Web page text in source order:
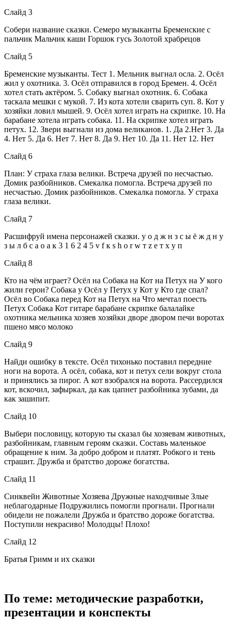
Слайд 3
Собери название сказки. Семеро музыканты Бременские с
пальчик Мальчик каши Горшок гусь Золотой храбрецов
Слайд 5
Бременские музыканты. Тест 1. Мельник выгнал осла. 2. Осёл
жил у охотника. 3. Осёл отправился в город Бремен. 4. Осёл
хотел стать актёром. 5. Собаку выгнал охотник. 6. Собака
таскала мешки с мукой. 7. Из кота хотели сварить суп. 8. Кот у
хозяйки ловил мышей. 9. Осёл хотел играть на скрипке. 10. На
барабане хотела играть собака. 11. На скрипке хотел играть
петух. 12. Звери выгнали из дома великанов. 1. Да 2.Нет 3. Да
4. Нет 5. Да 6. Нет 7. Нет 8. Да 9. Нет 10. Да 11. Нет 12. Нет
Слайд 6
План: У страха глаза велики. Встреча друзей по несчастью.
Домик разбойников. Смекалка помогла. Встреча друзей по
несчастью. Домик разбойников. Смекалка помогла. У страха
глаза велики.
Слайд 7
Расшифруй имена персонажей сказки. у о д ж н з с ы ё ж д н у
з ы л б с а о а к 3 1 6 2 4 5 v f к s h о r w т z е т х у п
Слайд 8
Кто на чём играет? Осёл на Собака на Кот на Петух на У кого
жили герои? Собака у Осёл у Петух у Кот у Кто где спал?
Осёл во Собака перед Кот на Петух на Что мечтал поесть
Петух Собака Кот гитаре барабане скрипке балалайке
охотника мельника хозяев хозяйки дворе двором печи воротах
пшено мясо молоко
Слайд 9
Найди ошибку в тексте. Осёл тихонько поставил передние
ноги на ворота. А осёл, собака, кот и петух сели вокруг стола
и принялись за пирог. А кот взобрался на ворота. Рассердился
кот, вскочил, зафыркал, да как цапнет разбойника зубами, да
как зашипит.
Слайд 10
Выбери пословицу, которую ты сказал бы хозяевам животных,
разбойникам, главным героям сказки. Составь маленькое
обращение к ним. За добро добром и платят. Робкого и тень
страшит. Дружба и братство дороже богатства.
Слайд 11
Синквейн Животные Хозяева Дружные находчивые Злые
неблагодарные Подружились помогли прогнали. Прогнали
обидели не пожалели Дружба и братство дороже богатства.
Поступили некрасиво! Молодцы! Плохо!
Слайд 12
Братья Гримм и их сказки
По теме: методические разработки,
презентации и конспекты